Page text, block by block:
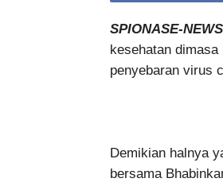
SPIONASE-
kesehatan
penyebaran virus
Demikian halnya
bersama